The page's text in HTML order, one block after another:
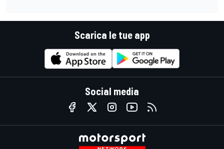
Scarica le tue app
Social media